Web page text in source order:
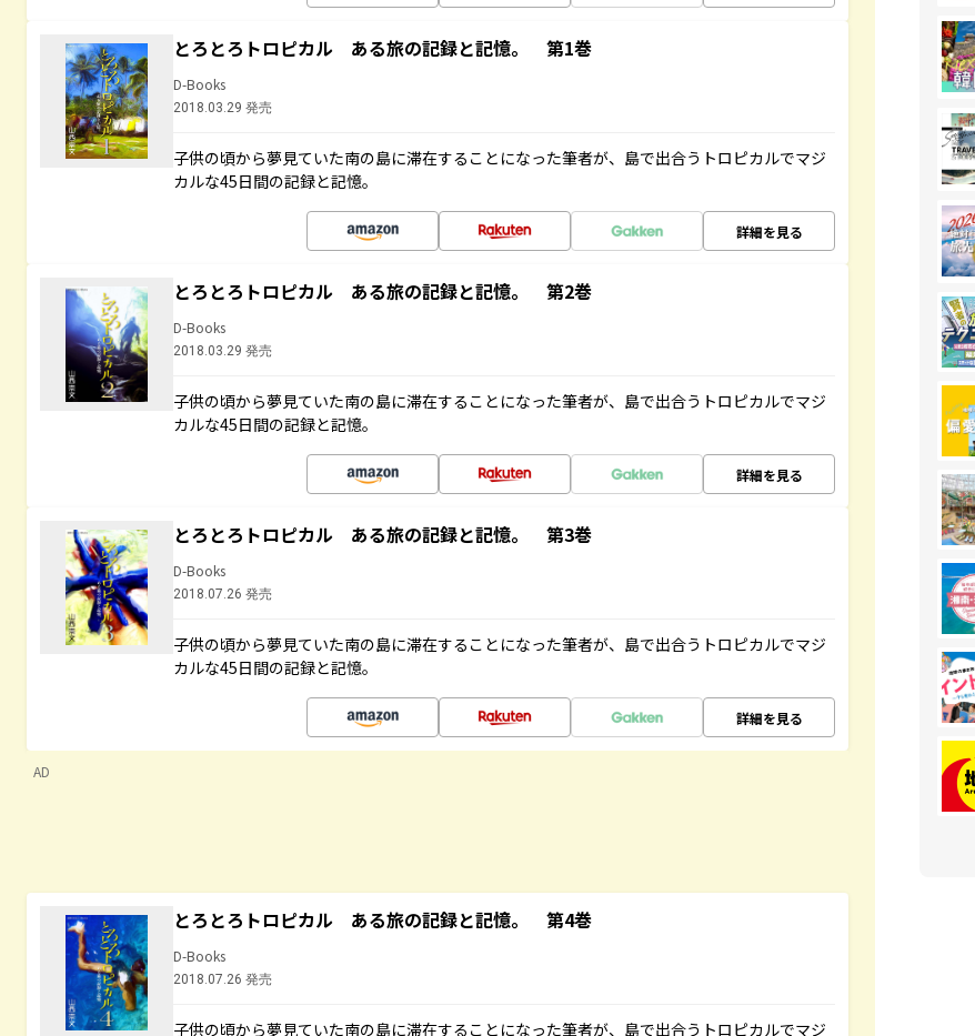
とろとろトロピカル ある旅の記録と記憶。 第1巻
D-Books
2018.03.29 発売
子供の頃から夢見ていた南の島に滞在することになった筆者が、島で出合うトロピカルでマジ
カルな45日間の記録と記憶。
詳細を見る
とろとろトロピカル ある旅の記録と記憶。 第2巻
D-Books
2018.03.29 発売
子供の頃から夢見ていた南の島に滞在することになった筆者が、島で出合うトロピカルでマジ
カルな45日間の記録と記憶。
詳細を見る
とろとろトロピカル ある旅の記録と記憶。 第3巻
D-Books
2018.07.26 発売
子供の頃から夢見ていた南の島に滞在することになった筆者が、島で出合うトロピカルでマジ
カルな45日間の記録と記憶。
詳細を見る
AD
とろとろトロピカル ある旅の記録と記憶。 第4巻
D-Books
2018.07.26 発売
子供の頃から夢見ていた南の島に滞在することになった筆者が、島で出合うトロピカルでマジ